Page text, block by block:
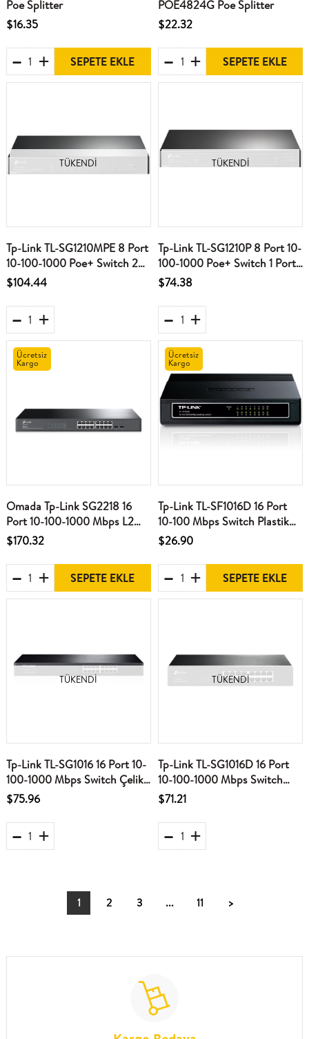
Poe Splitter
$16.35
SEPETE EKLE
POE4824G Poe Splitter
$22.32
SEPETE EKLE
TÜKENDI
Tp-Link TL-SG1210MPE 8 Port
10-100-1000 Poe+ Switch 2
Port 10-100-1000 Mbps 1 Port
$104.44
TÜKENDI
Tp-Link TL-SG1210P 8 Port 10-
100-1000 Poe+ Switch 1 Port
SFP Çelik Kasa Rack Mount
$74.38
Omada Tp-Link SG2218 16
Port 10-100-1000 Mbps L2
Yönetilebilir Switch 2 SFP
$170.32
SEPETE EKLE
Ücretsiz
Kargo
Tp-Link TL-SF1016D 16 Port
10-100 Mbps Switch Plastik
Kasa
$26.90
SEPETE EKLE
Ücretsiz
Kargo
TÜKENDI
Tp-Link TL-SG1016 16 Port 10-
100-1000 Mbps Switch Çelik
Kasa Rack Mount
$75.96
TÜKENDI
Tp-Link TL-SG1016D 16 Port
10-100-1000 Mbps Switch
Çelik Kasa Rack Mount
$71.21
1 2 3 ... 11 >